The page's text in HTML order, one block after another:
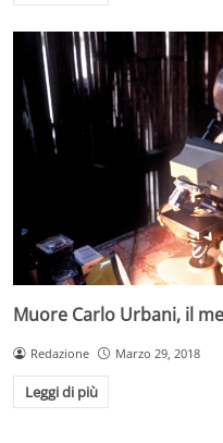
Muore Carlo Urbani, il
Redazione Marzo 29, 2018
Leggi di più